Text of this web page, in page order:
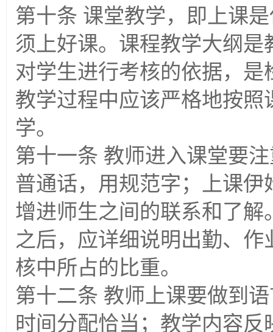
第十条 课堂教学，即上课
须上好课。课程教学大纲
对学生进行考核的依据，
教学过程中应该严格地按
学。
第十一条 教师进入课堂要
普通话，用规范字；上课
增进师生之间的联系和了
之后，应详细说明出勤、
核中所占的比重。
第十二条 教师上课要做到
时间分配恰当；教学内容